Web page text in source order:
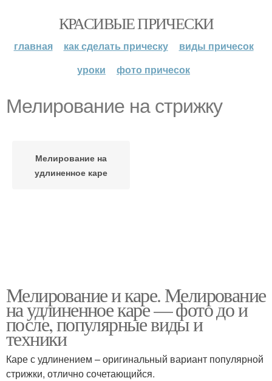
КРАСИВЫЕ ПРИЧЕСКИ
главная как сделать прическу
виды причесок
уроки
фото причесок
Мелирование на стрижку
Мелирование на
удлиненное каре
Мелирование и каре. Мелирование
на удлиненное каре — фото до и
после, популярные виды и
техники
Каре с удлинением – оригинальный вариант популярной
стрижки, отлично сочетающийся.